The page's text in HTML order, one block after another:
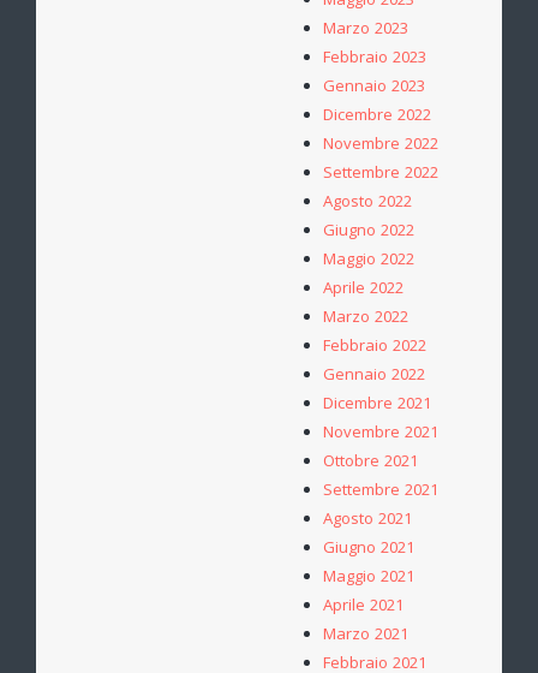
Marzo 2023
Febbraio 2023
Gennaio 2023
Dicembre 2022
Novembre 2022
Settembre 2022
Agosto 2022
Giugno 2022
Maggio 2022
Aprile 2022
Marzo 2022
Febbraio 2022
Gennaio 2022
Dicembre 2021
Novembre 2021
Ottobre 2021
Settembre 2021
Agosto 2021
Giugno 2021
Maggio 2021
Aprile 2021
Marzo 2021
Febbraio 2021